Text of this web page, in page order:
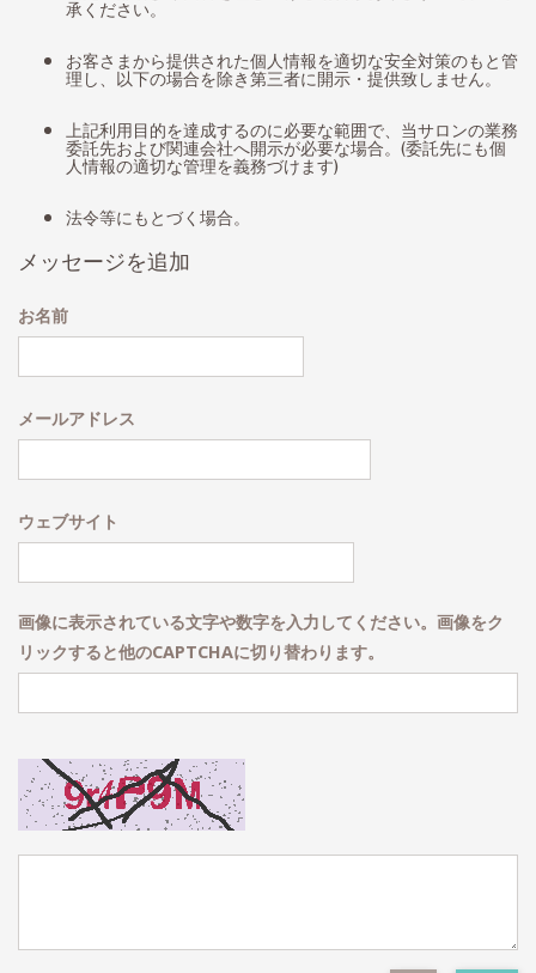
承ください。
お客さまから提供された個人情報を適切な安全対策のもと管
理し、以下の場合を除き第三者に開示・提供致しません。
上記利用目的を達成するのに必要な範囲で、当サロンの業務
委託先および関連会社へ開示が必要な場合。(委託先にも個
人情報の適切な管理を義務づけます)
法令等にもとづく場合。
メッセージを追加
お名前
メールアドレス
ウェブサイト
画像に表示されている文字や数字を入力してください。画像をク
リックすると他のCAPTCHAに切り替わります。